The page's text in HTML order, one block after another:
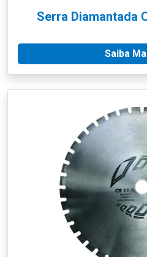
Serra Diamantada
Saiba